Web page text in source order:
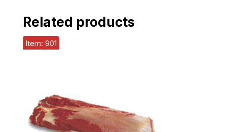
Related products
Item: 901